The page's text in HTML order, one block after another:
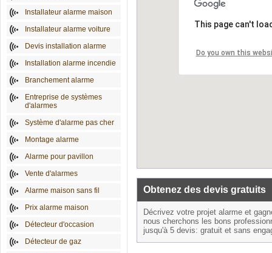
Installateur alarme maison
Installateur alarme voiture
Devis installation alarme
Installation alarme incendie
Branchement alarme
Entreprise de systèmes
d'alarmes
Système d'alarme pas cher
Montage alarme
Alarme pour pavillon
Vente d'alarmes
Alarme maison sans fil
Prix alarme maison
Détecteur d'occasion
Détecteur de gaz
This page can't
Do you own this
Obtenez des devis gratuits
Décrivez votre projet alarme et
nous cherchons les bons
jusqu'à 5 devis: gratuit et sans